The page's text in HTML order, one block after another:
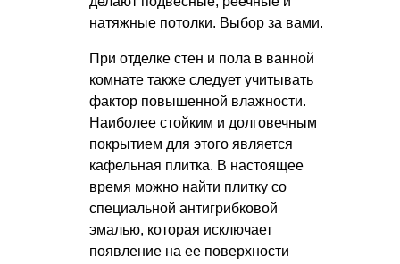
натяжные потолки. Выбор за вами.
При отделке стен и пола в ванной
комнате также следует учитывать
фактор повышенной влажности.
Наиболее стойким и долговечным
покрытием для этого является
кафельная плитка. В настоящее
время можно найти плитку со
специальной антигрибковой
эмалью, которая исключает
появление на ее поверхности